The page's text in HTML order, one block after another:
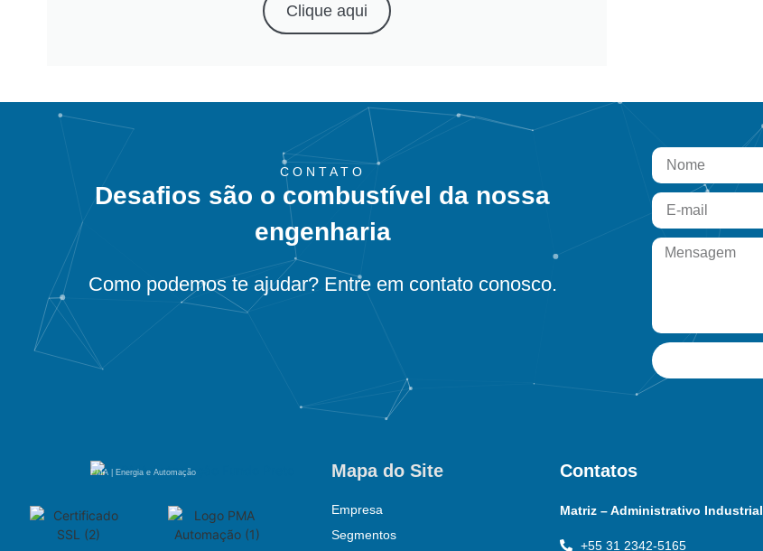
Clique aqui
CONTATO
Desafios são o combustível da nossa
engenharia
Como podemos te ajudar? Entre em contato conosco.
PMA | Energia e Automação Mapa do Site
Empresa
Segmentos
Contatos
Matriz – Administrativo Industrial
+55 31 2342-5165